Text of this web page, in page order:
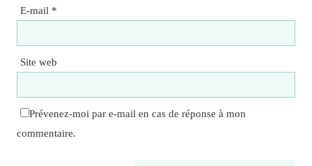
E-mail *
Site web
Prévenez-moi par e-mail en cas de réponse à mon
commentaire.